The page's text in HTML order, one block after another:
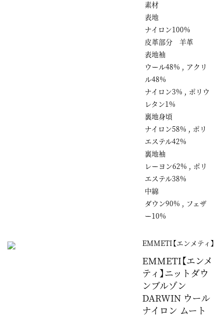
素材
表地
ナイロン100%
皮革部分 羊革
表地袖
ウール48% , アクリ
ル48%
ナイロン3% , ポリウ
レタン1%
裏地身頃
ナイロン58% , ポリ
エステル42%
裏地袖
レーヨン62% , ポリ
エステル38%
中綿
ダウン90% , フェザ
ー10%
EMMETI【エンメティ】
EMMETI【エンメ
ティ】ニットダウ
ンブルゾン
DARWIN ウール
ナイロン ムート